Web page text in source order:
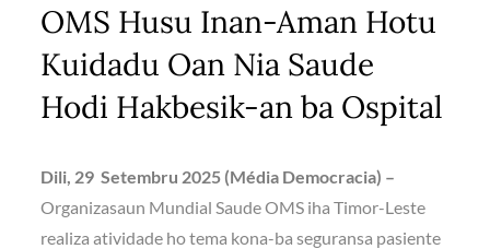
OMS Husu Inan-Aman Hotu
Kuidadu Oan Nia Saude
Hodi Hakbesik-an ba Ospital
Dili, 29 Setembru 2025 (Média Democracia) –
Organizasaun Mundial Saude OMS iha Timor-Leste
realiza atividade ho tema kona-ba seguransa pasiente